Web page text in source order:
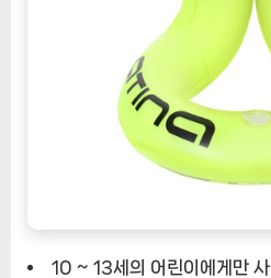
10 ~ 13세의 어린이에게만